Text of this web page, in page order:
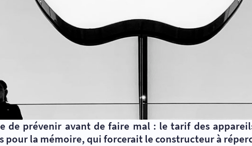
de prévenir avant de faire mal : le tarif des
pour la mémoire, qui forcerait le constructeur à